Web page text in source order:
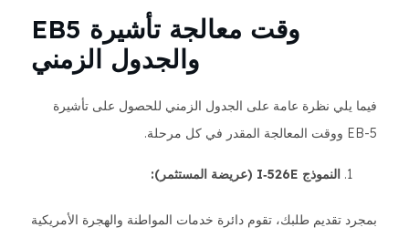
وقت معالجة تأشيرة EB5
والجدول الزمني
فيما يلي نظرة عامة على الجدول الزمني للحصول على تأشيرة
EB-5 ووقت المعالجة المقدر في كل مرحلة.
النموذج I‑526E (عريضة المستثمر):
بمجرد تقديم طلبك، تقوم دائرة خدمات المواطنة والهجرة الأمريكية